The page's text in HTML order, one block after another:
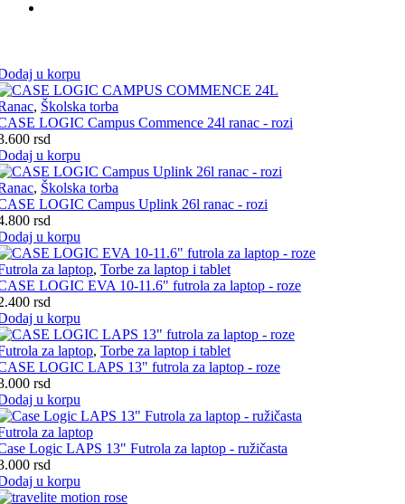
u korpu
, Školska torba
LOGIC Campus Commence 24l ranac - rozi
rsd
u korpu
, Školska torba
LOGIC Campus Uplink 26l ranac - rozi
rsd
u korpu
za laptop, Torbe za laptop i tablet
LOGIC EVA 10-11.6" futrola za laptop - roze
rsd
u korpu
za laptop, Torbe za laptop i tablet
LOGIC LAPS 13" futrola za laptop - roze
rsd
u korpu
za laptop
Logic LAPS 13" Futrola za laptop - ružičasta
rsd
u korpu